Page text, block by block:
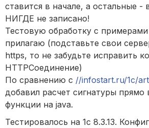
ставится в начале, а остальные -
НИГДЕ не записано!
Тестовую обработку с
прилагаю (подставьте свои
https, то не забудьте исправить
HTTPСоединение)
По сравнению с //infostart.ru/1c/
добавил расчет сигнатуры прямо
функции на java.
Тестировалось на 1с 8.3.13.